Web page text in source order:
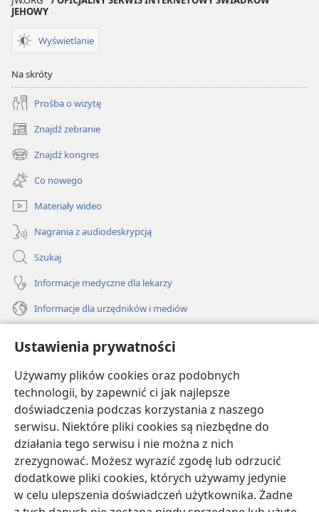
Ustawienia prywatności
Używamy plików cookies oraz podobnych
technologii, by zapewnić ci jak najlepsze
doświadczenia podczas korzystania z naszego
serwisu. Niektóre pliki cookies są niezbędne do
działania tego serwisu i nie można z nich
zrezygnować. Możesz wyrazić zgodę lub odrzucić
dodatkowe pliki cookies, których używamy jedynie
w celu ulepszenia doświadczeń użytkownika. Żadne
JEHOWY
Wyświetlanie
Na skróty
Prośba o wizytę
Znajdź zebranie
(opens
new
window)
Znajdź kongres
(opens
new
window)
Co nowego
Materiały wideo
Nagrania z audiodeskrypcją
Szukaj
Informacje medyczne dla lekarzy
Informacje dla urzędników i mediów
Darowizny
(opens
new
window)BIBLIOTEKA INTERNETOWA Strażnicy
(opens
new
window)JW Hub
(opens
new
window)JW Library
Watchtower Library